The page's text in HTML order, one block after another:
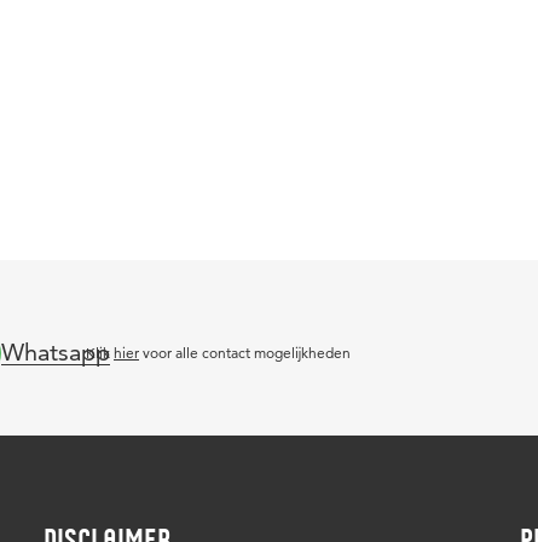
Whatsapp
Klik hier voor alle contact mogelijkheden